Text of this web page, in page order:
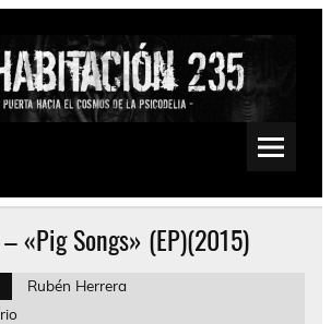
Doom, Sludge, Fuzz, Space, Drone
«Pig Songs» (EP)(2015)
Rubén Herrera